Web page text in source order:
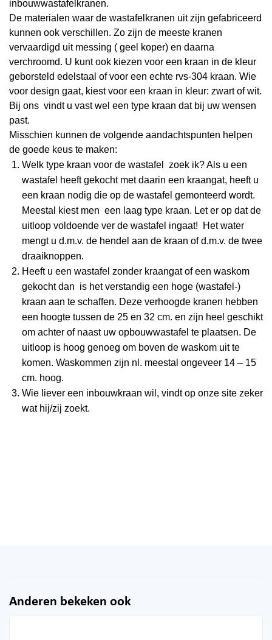
inbouwwastafelkranen.
De materialen waar de wastafelkranen uit zijn gefabriceerd
kunnen ook verschillen. Zo zijn de meeste kranen
vervaardigd uit messing ( geel koper) en daarna
verchroomd. U kunt ook kiezen voor een kraan in de kleur
geborsteld edelstaal of voor een echte rvs-304 kraan. Wie
voor design gaat, kiest voor een kraan in kleur: zwart of wit.
Bij ons vindt u vast wel een type kraan dat bij uw wensen
past.
Misschien kunnen de volgende aandachtspunten helpen
de goede keus te maken:
Welk type kraan voor de wastafel zoek ik? Als u een
wastafel heeft gekocht met daarin een kraangat, heeft u
een kraan nodig die op de wastafel gemonteerd wordt.
Meestal kiest men een laag type kraan. Let er op dat de
uitloop voldoende ver de wastafel ingaat! Het water
mengt u d.m.v. de hendel aan de kraan of d.m.v. de twee
draaiknoppen.
Heeft u een wastafel zonder kraangat of een waskom
gekocht dan is het verstandig een hoge (wastafel-)
kraan aan te schaffen. Deze verhoogde kranen hebben
een hoogte tussen de 25 en 32 cm. en zijn heel geschikt
om achter of naast uw opbouwwastafel te plaatsen. De
uitloop is hoog genoeg om boven de waskom uit te
komen. Waskommen zijn nl. meestal ongeveer 14 – 15
cm. hoog.
Wie liever een inbouwkraan wil, vindt op onze site zeker
wat hij/zij zoekt.
Anderen bekeken ook